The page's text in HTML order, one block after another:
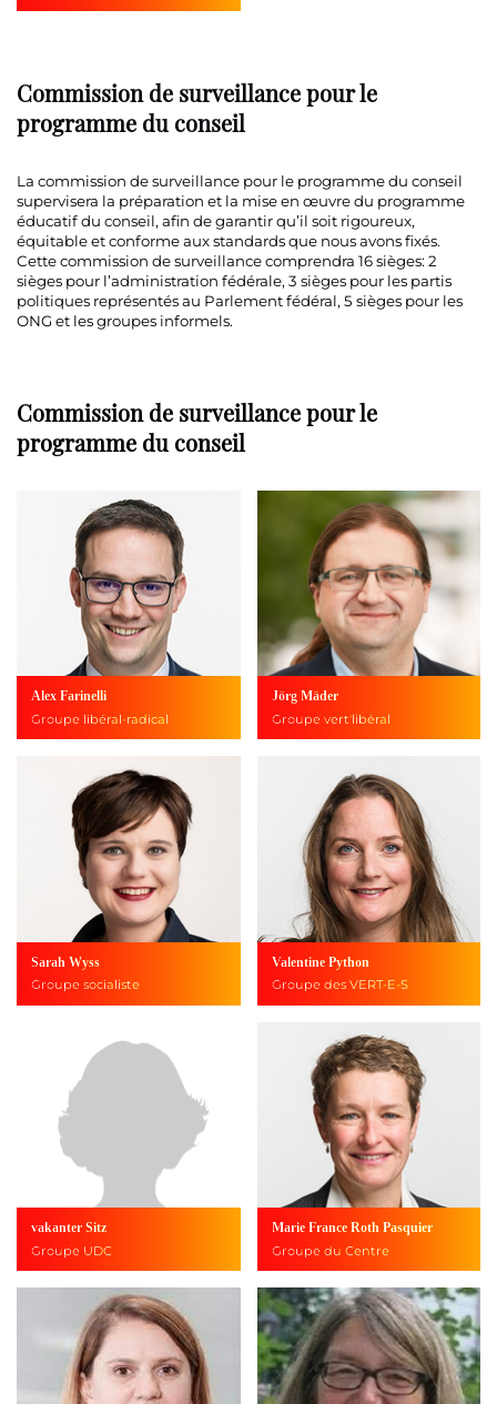
Commission de surveillance pour le
programme du conseil
La commission de surveillance pour le programme du conseil
supervisera la préparation et la mise en œuvre du programme
éducatif du conseil, afin de garantir qu’il soit rigoureux,
équitable et conforme aux standards que nous avons fixés.
Cette commission de surveillance comprendra 16 sièges: 2
sièges pour l’administration fédérale, 3 sièges pour les partis
politiques représentés au Parlement fédéral, 5 sièges pour les
ONG et les groupes informels.
Commission de surveillance pour le
programme du conseil
Alex Farinelli
Groupe libéral-radical
Jörg Mäder
Groupe vert'libéral
Sarah Wyss
Groupe socialiste
Valentine Python
Groupe des VERT-E-S
vakanter Sitz
Groupe UDC
Marie France Roth Pasquier
Groupe du Centre